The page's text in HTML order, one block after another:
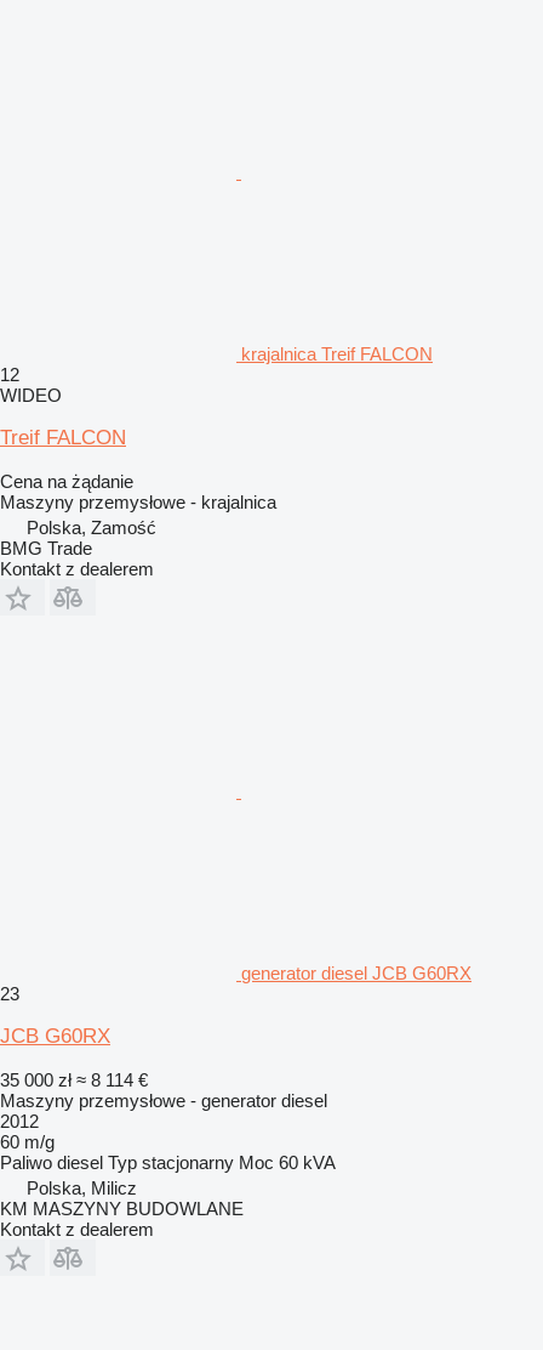
krajalnica Treif FALCON
12
WIDEO
Treif FALCON
Cena na żądanie
Maszyny przemysłowe - krajalnica
Polska, Zamość
BMG Trade
Kontakt z dealerem
generator diesel JCB G60RX
23
JCB G60RX
35 000 zł ≈ 8 114 €
Maszyny przemysłowe - generator diesel
2012
60 m/g
Paliwo diesel Typ stacjonarny Moc 60 kVA
Polska, Milicz
KM MASZYNY BUDOWLANE
Kontakt z dealerem